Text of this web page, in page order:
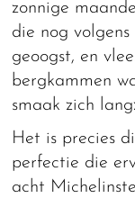
zonnige
die nog
geoogst, en
bergkammen
smaak zich
Het is precies
perfectie die
acht